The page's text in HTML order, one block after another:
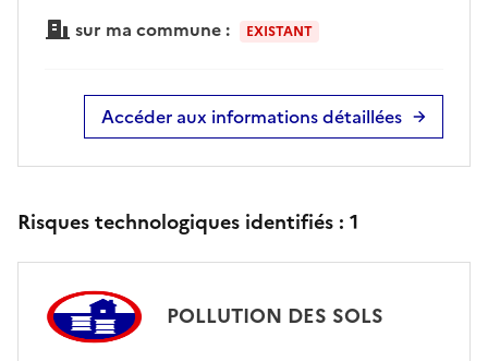
sur ma commune : EXISTANT
Accéder aux informations détaillées
Risques technologiques identifiés : 1
POLLUTION DES SOLS